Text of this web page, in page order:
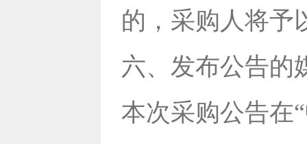
的，采购人将予
六、发布公告的
本次采购公告在